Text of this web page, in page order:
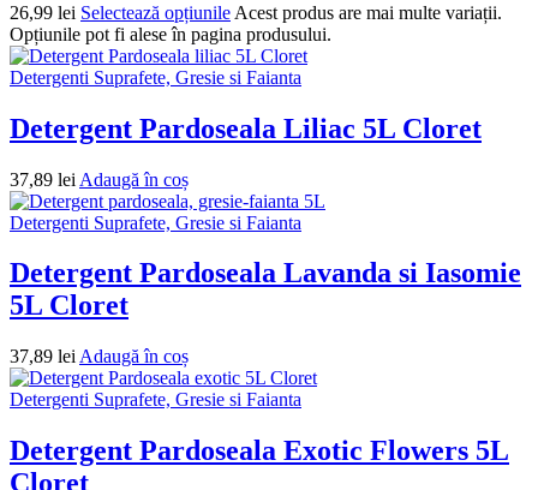
26,99 lei Selectează opțiunile Acest produs are mai multe variații.
Opțiunile pot fi alese în pagina produsului.
Detergenti Suprafete, Gresie si Faianta
Detergent Pardoseala Liliac 5L Cloret
37,89 lei Adaugă în coș
Detergenti Suprafete, Gresie si Faianta
Detergent Pardoseala Lavanda si Iasomie
5L Cloret
37,89 lei Adaugă în coș
Detergenti Suprafete, Gresie si Faianta
Detergent Pardoseala Exotic Flowers 5L
Cloret